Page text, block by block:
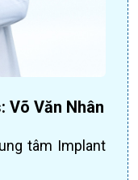
Võ Văn Nhân
tâm Implant